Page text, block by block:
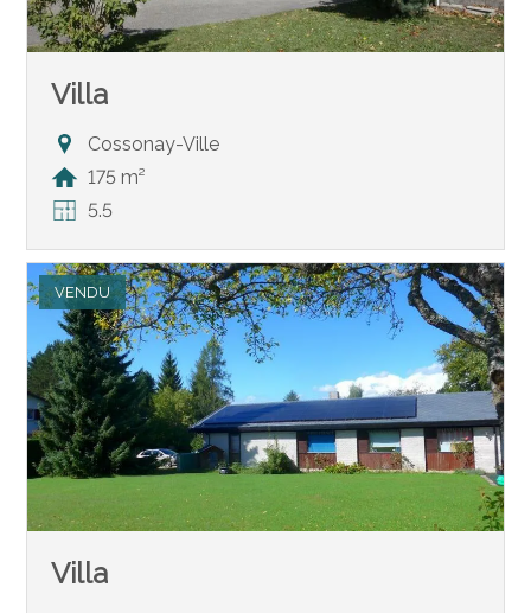
Villa
Cossonay-Ville
175 m²
5.5
VENDU
Villa